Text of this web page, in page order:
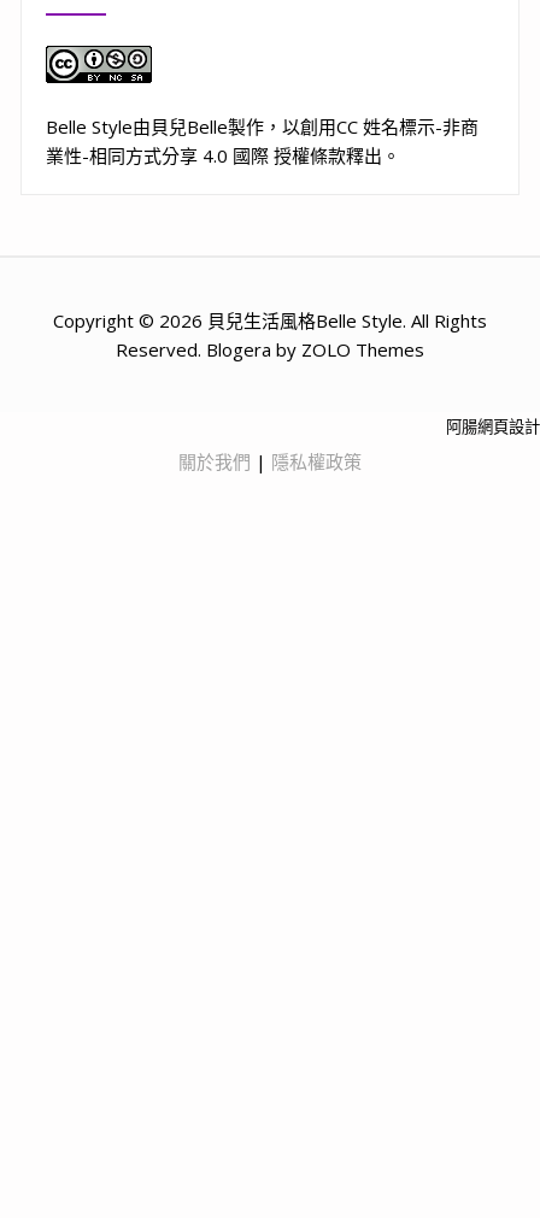
Belle Style由貝兒Belle製作，以創用CC 姓名標示-非商
業性-相同方式分享 4.0 國際 授權條款釋出。
Copyright © 2026 貝兒生活風格Belle Style. All Rights
Reserved. Blogera by ZOLO Themes
阿腸網頁設計
關於我們 | 隱私權政策